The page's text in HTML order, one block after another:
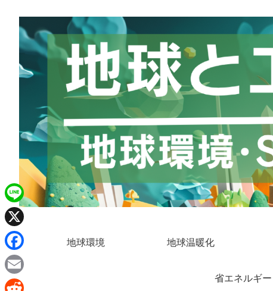
地球環境 地球温暖化
省エネルギー
L
n
e
X
F
a
E